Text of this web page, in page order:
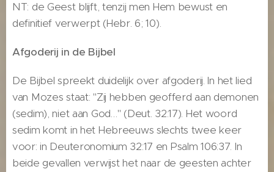
NT: de Geest blijft, tenzij men Hem bewust en
definitief verwerpt (Hebr. 6; 10).
Afgoderij in de Bijbel
De Bijbel spreekt duidelijk over afgoderij. In het lied
van Mozes staat: "Zij hebben geofferd aan demonen
(sedim), niet aan God…" (Deut. 32:17). Het woord
sedim komt in het Hebreeuws slechts twee keer
voor: in Deuteronomium 32:17 en Psalm 106:37. In
beide gevallen verwijst het naar de geesten achter